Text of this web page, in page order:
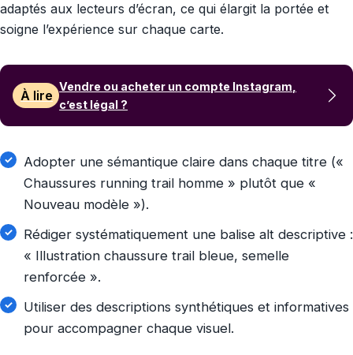
adaptés aux lecteurs d’écran, ce qui élargit la portée et
soigne l’expérience sur chaque carte.
À lire
Vendre ou acheter un compte Instagram,
c’est légal ?
Adopter une sémantique claire dans chaque titre («
Chaussures running trail homme » plutôt que «
Nouveau modèle »).
Rédiger systématiquement une balise alt descriptive :
« Illustration chaussure trail bleue, semelle
renforcée ».
Utiliser des descriptions synthétiques et informatives
pour accompagner chaque visuel.